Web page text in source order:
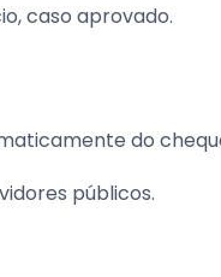
caso aprovado.
do
públicos.